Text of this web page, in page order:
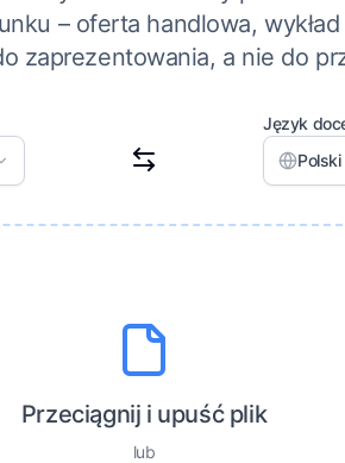
– oferta handlowa,
zaprezentowania, a nie do
Język
Przeciągnij i upuść plik
lub